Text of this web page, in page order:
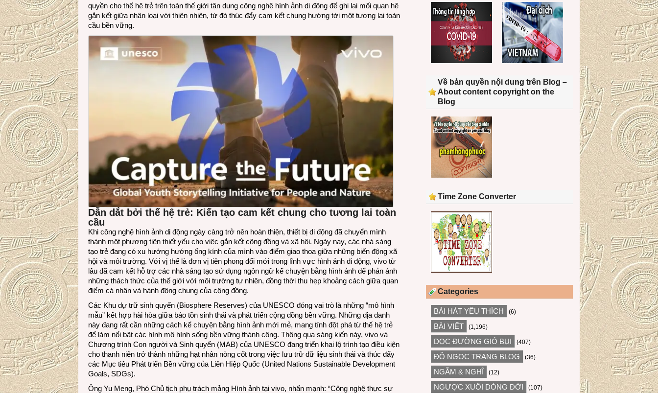
triển
khai
smartphone
quyền cho thế hệ trẻ trên toàn thế giới tận dụng công nghệ hình ảnh di động để ghi lại mối quan hệ
gắn kết giữa nhân loại với thiên nhiên, từ đó thúc đẩy cam kết chung hướng tới một tương lai toàn
cầu bền vững.
Dẫn dắt bởi thế hệ trẻ: Kiến tạo cam kết chung cho tương lai toàn
cầu
Khi công nghệ hình ảnh di động ngày càng trở nên hoàn thiện, thiết bị di động đã chuyển mình
thành một phương tiện thiết yếu cho việc gắn kết cộng đồng và xã hội. Ngày nay, các nhà sáng
tạo trẻ đang có xu hướng hướng ống kính của mình vào điểm giao thoa giữa những biến động xã
hội và môi trường. Với vị thế là đơn vị tiên phong đổi mới trong lĩnh vực hình ảnh di động, vivo từ
lâu đã cam kết hỗ trợ các nhà sáng tạo sử dụng ngôn ngữ kể chuyện bằng hình ảnh để phản ánh
những thách thức của thế giới với môi trường tự nhiên, đồng thời thu hẹp khoảng cách giữa quan
điểm cá nhân và hành động chung của cộng đồng.
Các Khu dự trữ sinh quyển (Biosphere Reserves) của UNESCO đóng vai trò là những “mô hình
mẫu” kết hợp hài hòa giữa bảo tồn sinh thái và phát triển cộng đồng bền vững. Những địa danh
này đang rất cần những cách kể chuyện bằng hình ảnh mới mẻ, mang tính đột phá từ thế hệ trẻ
để làm nổi bật các hình mô hình sống bền vững thành công. Thông qua sáng kiến này, vivo và
Chương trình Con người và Sinh quyển (MAB) của UNESCO đang triển khai lộ trình tạo điều kiện
cho thanh niên trở thành những hạt nhân nòng cốt trong việc lưu trữ dữ liệu sinh thái và thúc đẩy
các Mục tiêu Phát triển Bền vững của Liên Hiệp Quốc (United Nations Sustainable Development
Goals, SDGs).
Ông Yu Meng, Phó Chủ tịch phụ trách mảng Hình ảnh tại vivo, nhấn mạnh: “Công nghệ thực sự
Về bản quyền nội dung trên Blog –
About content copyright on the
Blog
Time Zone Converter
Categories
BÀI HÁT YÊU THÍCH (6)
BÀI VIẾT (1,196)
DỌC ĐƯỜNG GIÓ BỤI (407)
ĐỖ NGỌC TRANG BLOG (36)
NGẪM & NGHĨ (12)
NGƯỢC XUÔI DÒNG ĐỜI (107)